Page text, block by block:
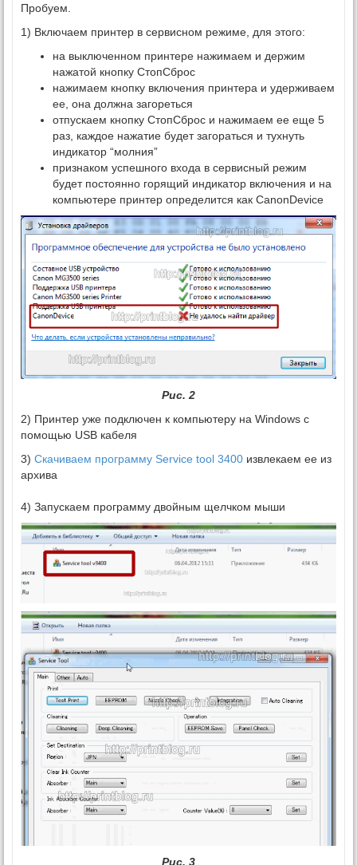
Пробуем.
1) Включаем принтер в сервисном режиме, для этого:
на выключенном принтере нажимаем и держим
нажатой кнопку СтопСброс
нажимаем кнопку включения принтера и удерживаем
ее, она должна загореться
отпускаем кнопку СтопСброс и нажимаем ее еще 5
раз, каждое нажатие будет загораться и тухнуть
индикатор “молния”
признаком успешного входа в сервисный режим
будет постоянно горящий индикатор включения и на
компьютере принтер определится как CanonDevice
Рис. 2
2) Принтер уже подключен к компьютеру на Windows c
помощью USB кабеля
3) Скачиваем программу Service tool 3400 извлекаем ее из
архива
4) Запускаем программу двойным щелчком мыши
Рис. 3